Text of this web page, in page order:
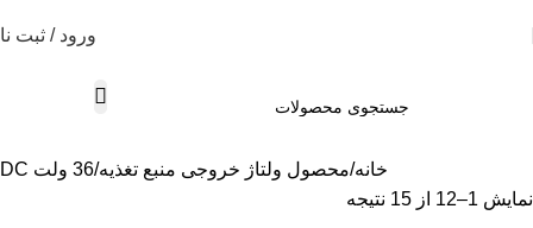
ورود / ثبت
خانه محصول ولتاژ خروجی منبع تغذیه 36 ولت DC
نمایش 1–12 از 15 نتیجه